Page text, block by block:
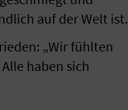
auf der Welt ist.
„Wir fühlten
haben sich